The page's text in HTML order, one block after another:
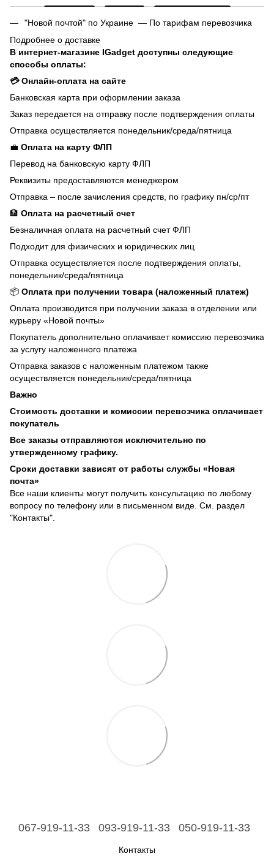
"Новой почтой" по Украине — По тарифам перевозчика
Подробнее о доставке
В интернет-магазине IGadget доступны следующие
способы оплаты:
💳 Онлайн-оплата на сайте
Банковская карта при оформлении заказа
Заказ передается на отправку после подтверждения оплаты
Отправка осуществляется понедельник/среда/пятница
💼 Оплата на карту ФЛП
Перевод на банковскую карту ФЛП
Реквизиты предоставляются менеджером
Отправка – после зачисления средств, по графику пн/ср/пт
🏦 Оплата на расчетный счет
Безналичная оплата на расчетный счет ФЛП
Подходит для физических и юридических лиц
Отправка осуществляется после подтверждения оплаты,
понедельник/среда/пятница
📦 Оплата при получении товара (наложенный платеж)
Оплата производится при получении заказа в отделении или
курьеру «Новой почты»
Покупатель дополнительно оплачивает комиссию перевозчика
за услугу наложенного платежа
Отправка заказов с наложенным платежом также
осуществляется понедельник/среда/пятница
Важно
Стоимость доставки и комиссии перевозчика оплачивает
покупатель
Все заказы отправляются исключительно по
утвержденному графику.
Сроки доставки зависят от работы службы «Новая
почта»
Все наши клиенты могут получить консультацию по любому
вопросу по телефону или в письменном виде. См. раздел
"Контакты".
067-919-11-33 093-919-11-33 050-919-11-33
Контакты